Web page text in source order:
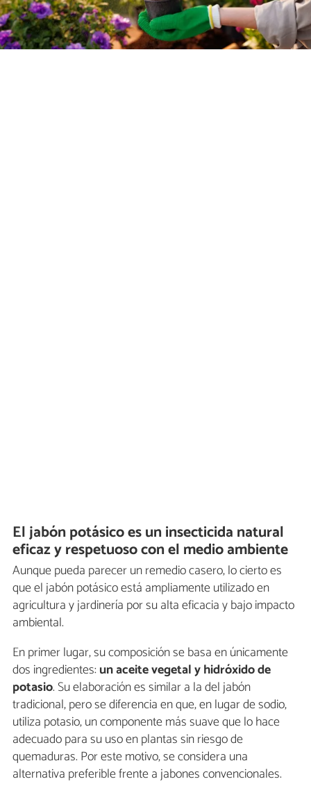
El jabón potásico es un insecticida natural
eficaz y respetuoso con el medio ambiente
Aunque pueda parecer un remedio casero, lo cierto es
que el jabón potásico está ampliamente utilizado en
agricultura y jardinería por su alta eficacia y bajo impacto
ambiental.
En primer lugar, su composición se basa en únicamente
dos ingredientes:un aceite vegetal y hidróxido de
potasio. Su elaboración es similar a la del jabón
tradicional, pero se diferencia en que, en lugar de sodio,
utiliza potasio, un componente más suave que lo hace
adecuado para su uso en plantas sin riesgo de
quemaduras. Por este motivo, se considera una
alternativa preferible frente a jabones convencionales.